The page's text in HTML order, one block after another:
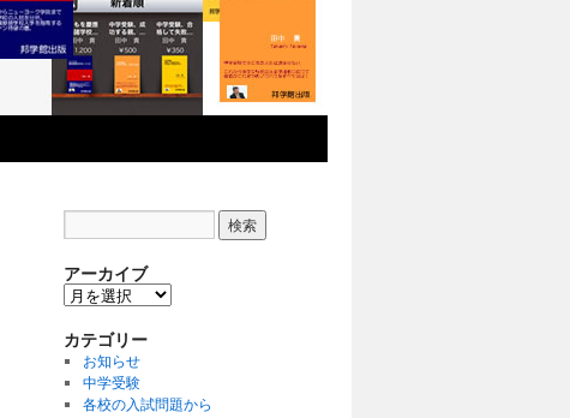
アーカイブ
ア
カ
イ
ブ
カテゴリー
お知らせ
中学受験
各校の入試問題から